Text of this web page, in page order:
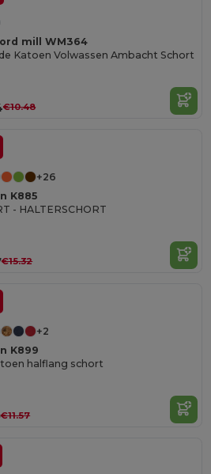
mill WM364
Katoen Volwassen Ambacht Schort
€10.48
+26
K885
- HALTERSCHORT
€15.32
+2
K899
halflang schort
€11.57